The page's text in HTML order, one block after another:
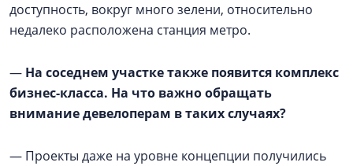
доступность, вокруг много зелени, относительно
недалеко расположена станция метро.
— На соседнем участке также появится комплекс
бизнес-класса. На что важно обращать
внимание девелоперам в таких случаях?
— Проекты даже на уровне концепции получились